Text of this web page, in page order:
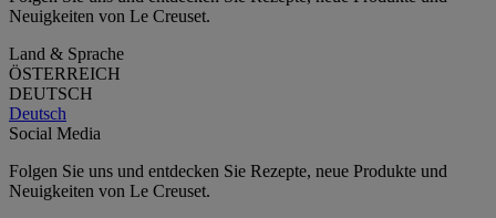
Neuigkeiten von Le Creuset.
Land & Sprache
ÖSTERREICH
DEUTSCH
Deutsch
Social Media
Folgen Sie uns und entdecken Sie Rezepte, neue Produkte und
Neuigkeiten von Le Creuset.